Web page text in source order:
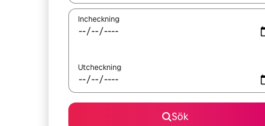
Incheckning
Utcheckning
Sök